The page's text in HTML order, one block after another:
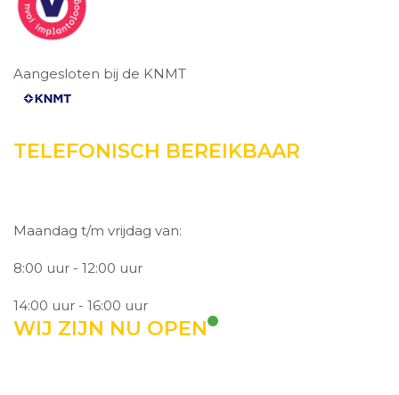
Aangesloten bij de KNMT
TELEFONISCH BEREIKBAAR
Maandag t/m vrijdag van:
8:00 uur - 12:00 uur
14:00 uur - 16:00 uur
WIJ ZIJN NU OPEN